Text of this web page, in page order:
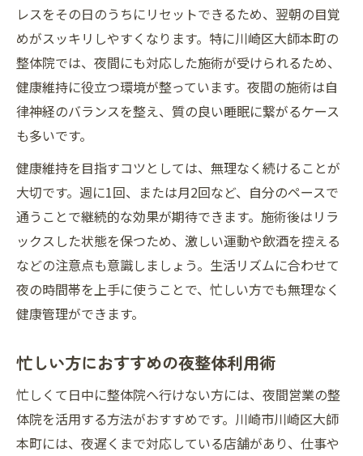
レスをその日のうちにリセットできるため、翌朝の目覚
めがスッキリしやすくなります。特に川崎区大師本町の
整体院では、夜間にも対応した施術が受けられるため、
健康維持に役立つ環境が整っています。夜間の施術は自
律神経のバランスを整え、質の良い睡眠に繋がるケース
も多いです。
健康維持を目指すコツとしては、無理なく続けることが
大切です。週に1回、または月2回など、自分のペースで
通うことで継続的な効果が期待できます。施術後はリラ
ックスした状態を保つため、激しい運動や飲酒を控える
などの注意点も意識しましょう。生活リズムに合わせて
夜の時間帯を上手に使うことで、忙しい方でも無理なく
健康管理ができます。
忙しい方におすすめの夜整体利用術
忙しくて日中に整体院へ行けない方には、夜間営業の整
体院を活用する方法がおすすめです。川崎市川崎区大師
本町には、夜遅くまで対応している店舗があり、仕事や